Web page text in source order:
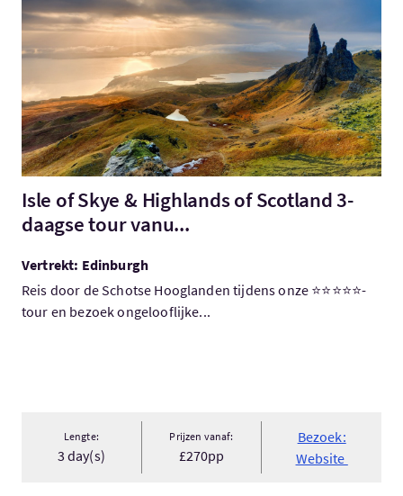
Bezoek:Isle of Skye & Highlands of Scotland 3-daagse tour
Isle of Skye & Highlands of Scotland 3-
daagse tour vanu...
Vertrekt: Edinburgh
Reis door de Schotse Hooglanden tijdens onze ⭐⭐⭐⭐⭐-
tour en bezoek ongelooflijke...
Lengte:
3 day(s)
Prijzen vanaf:
£270pp
Bezoek:
Website